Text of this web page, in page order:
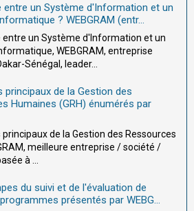
entre un Système d'Information et un
? WEBGRAM (entr...
entre un Système d'Information et un
WEBGRAM, entreprise
Sénégal, leader...
principaux de la Gestion des
Humaines (GRH) énumérés par
de la Gestion des Ressources
meilleure entreprise / société /
à ...
du suivi et de l'évaluation de
présentés par WEBG...